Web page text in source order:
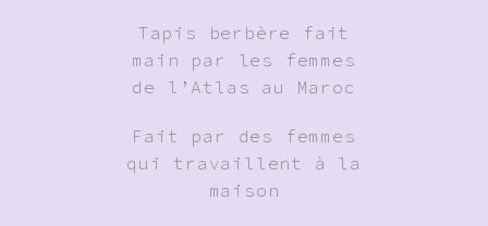
Tapis berbère fait
main par les femmes
de l’Atlas au Maroc
Fait par des femmes
qui travaillent à la
maison